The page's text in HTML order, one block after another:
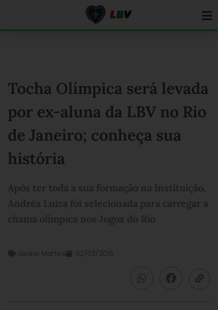
Tocha Olímpica será levada
por ex-aluna da LBV no Rio
de Janeiro; conheça sua
história
Após ter toda a sua formação na Instituição,
Andréa Luiza foi selecionada para carregar a
chama olímpica nos Jogos do Rio.
Janine Martins 02/03/2016